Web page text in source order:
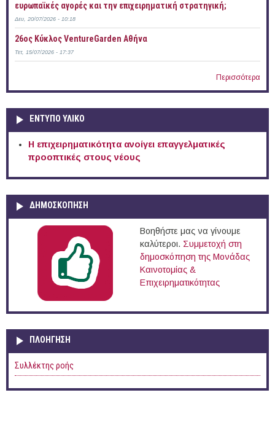
ευρωπαϊκές αγορές και την επιχειρηματική στρατηγική;
Δευ, 20/07/2026 - 10:18
26ος Κύκλος VentureGarden Αθήνα
Τετ, 15/07/2026 - 17:37
Περισσότερα
ΕΝΤΥΠΟ ΥΛΙΚΟ
Η επιχειρηματικότητα ανοίγει επαγγελματικές
προοπτικές στους νέους
ΔΗΜΟΣΚΟΠΗΣΗ
Βοηθήστε μας να γίνουμε
καλύτεροι. Συμμετοχή στη
δημοσκόπηση της Μονάδας
Καινοτομίας &
Επιχειρηματικότητας
ΠΛΟΉΓΗΣΗ
Συλλέκτης ροής